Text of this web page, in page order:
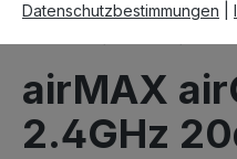
airMAX
2.4GHz
Datenschutzbestimmungen